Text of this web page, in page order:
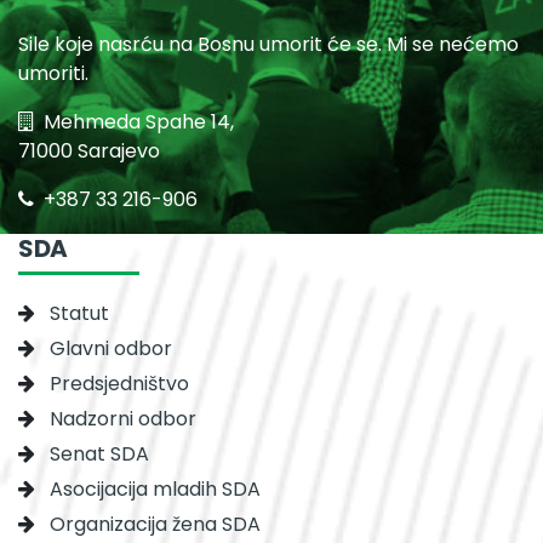
Sile koje nasrću na Bosnu umorit će se. Mi se nećemo
umoriti.
Mehmeda Spahe 14,
71000 Sarajevo
+387 33 216-906
SDA
Statut
Glavni odbor
Predsjedništvo
Nadzorni odbor
Senat SDA
Asocijacija mladih SDA
Organizacija žena SDA